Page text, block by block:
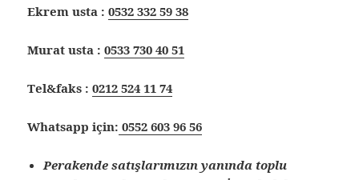
Ekrem usta :0532 332 59 38
Murat usta :0533 730 40 51
Tel&faks :0212 524 11 74
Whatsapp için: 0552 603 96 56
Perakende satışlarımızın yanında toplu